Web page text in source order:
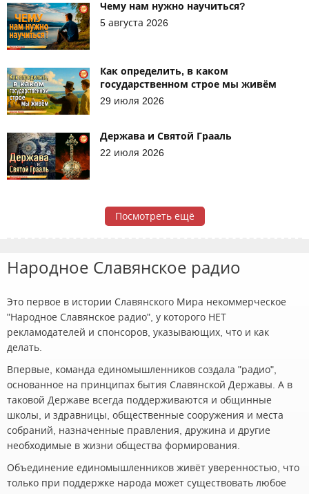
Чему нам нужно научиться?
5 августа 2026
Как определить, в каком
государственном строе мы живём
29 июля 2026
Держава и Святой Грааль
22 июля 2026
Посмотреть ещё
Народное Славянское радио
Это первое в истории Славянского Мира некоммерческое
"Народное Славянское радио", у которого НЕТ
рекламодателей и спонсоров, указывающих, что и как
делать.
Впервые, команда единомышленников создала "радио",
основанное на принципах бытия Славянской Державы. А в
таковой Державе всегда поддерживаются и общинные
школы, и здравницы, общественные сооружения и места
собраний, назначенные правления, дружина и другие
необходимые в жизни общества формирования.
Объединение единомышленников живёт уверенностью, что
только при поддержке народа может существовать любое